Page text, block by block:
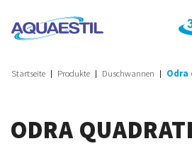
Startseite Produkte Duschwannen Odra
ODRA